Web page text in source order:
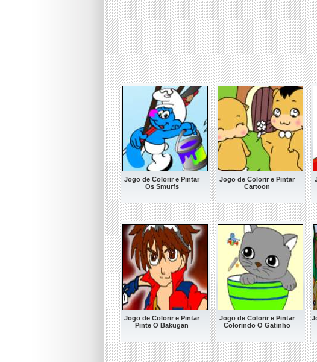
Jogo de Colorir e Pintar
Os Smurfs
Jogo de Colorir e Pintar
Cartoon
Jogo de Colorir e Pintar
Pinte O Bakugan
Jogo de Colorir e Pintar
Colorindo O Gatinho